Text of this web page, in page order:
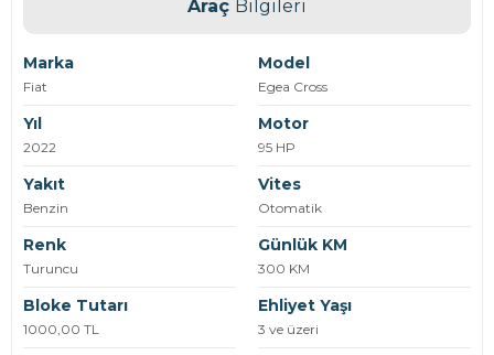
Araç Bilgileri
Marka
Fiat
Model
Egea Cross
Yıl
2022
Motor
95 HP
Yakıt
Benzin
Vites
Otomatik
Renk
Turuncu
Günlük KM
300 KM
Bloke Tutarı
1000,00 TL
Ehliyet Yaşı
3 ve üzeri